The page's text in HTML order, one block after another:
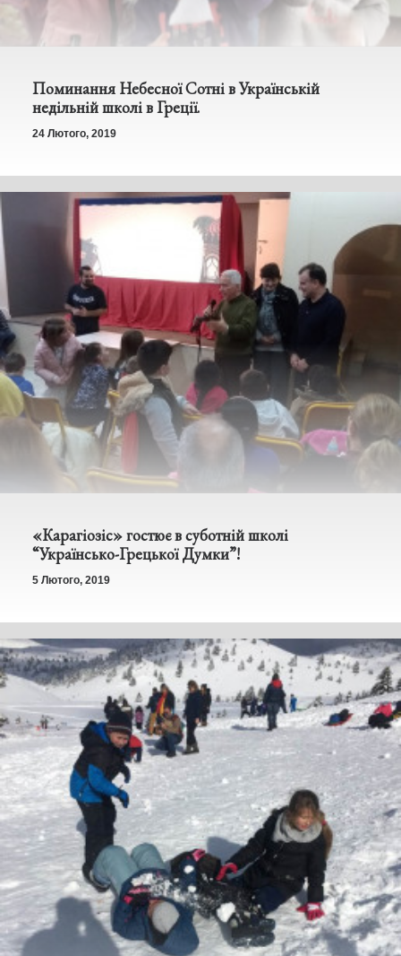
Поминання Небесної Сотні в Українській
недільній школі в Греції.
24 Лютого, 2019
«Карагіозіс» гостює в суботній школі
“Українсько-Грецької Думки”!
5 Лютого, 2019